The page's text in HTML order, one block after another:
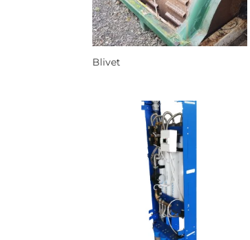
Blivet